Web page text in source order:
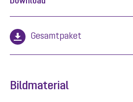
Gesamtpaket
Bildmaterial